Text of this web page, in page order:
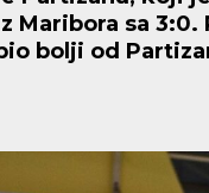
Maribora sa
bolji od